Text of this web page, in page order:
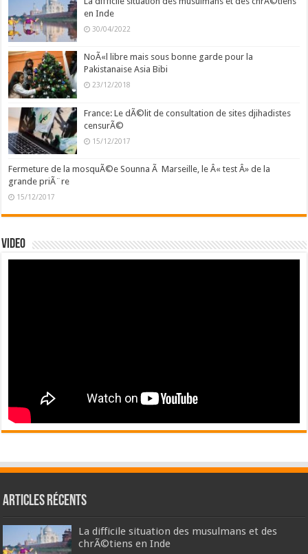
en Inde
30/04/2022
NoÃ«l libre mais sous bonne garde pour la
Pakistanaise Asia Bibi
23/12/2018
France: Le dÃ©lit de consultation de sites djihadistes
censurÃ©
15/12/2017
Fermeture de la mosquÃ©e Sounna Ã Marseille, le Â« test Â» de la
grande priÃ¨re
15/12/2017
Video
Articles récents
La difficile situation des musulmans et des
chrÃ©tiens en Inde